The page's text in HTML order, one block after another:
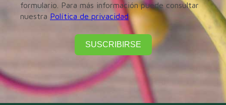
formulario. Para más información puede consultar
nuestra Política de privacidad
SUSCRIBIRSE